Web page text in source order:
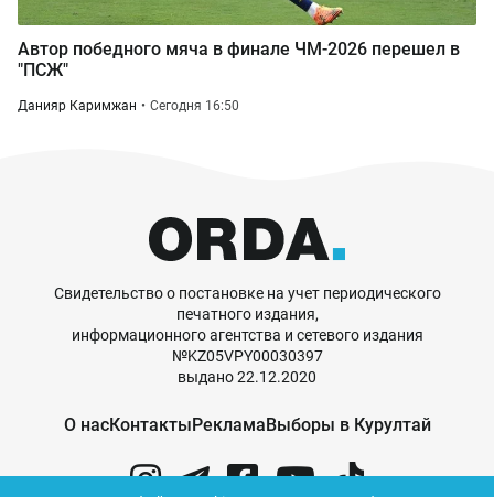
Автор победного мяча в финале ЧМ-2026 перешел в
"ПСЖ"
Данияр Каримжан Сегодня 16:50
Свидетельство о постановке на учет периодического
печатного издания,
информационного агентства и сетевого издания
№KZ05VPY00030397
выдано 22.12.2020
О насКонтактыРекламаВыборы в Курултай